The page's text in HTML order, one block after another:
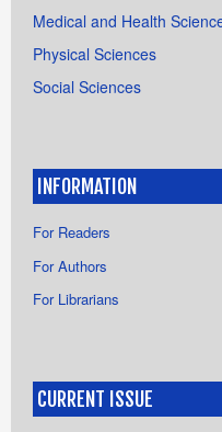
Medical and Health
Physical Sciences
Social Sciences
INFORMATION
For Readers
For Authors
For Librarians
CURRENT ISSUE